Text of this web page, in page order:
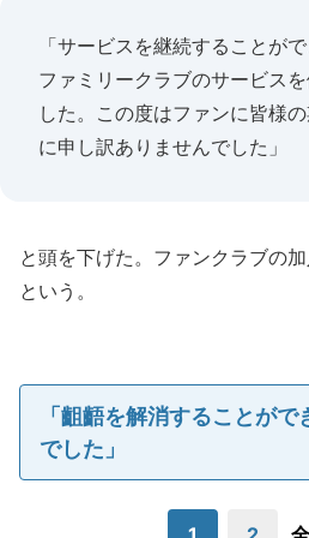
「サービスを継続することが
ファミリークラブのサービス
した。この度はファンに皆様
に申し訳ありませんでした」
と頭を下げた。ファンクラブの
という。
「齟齬を解消することがで
でした」